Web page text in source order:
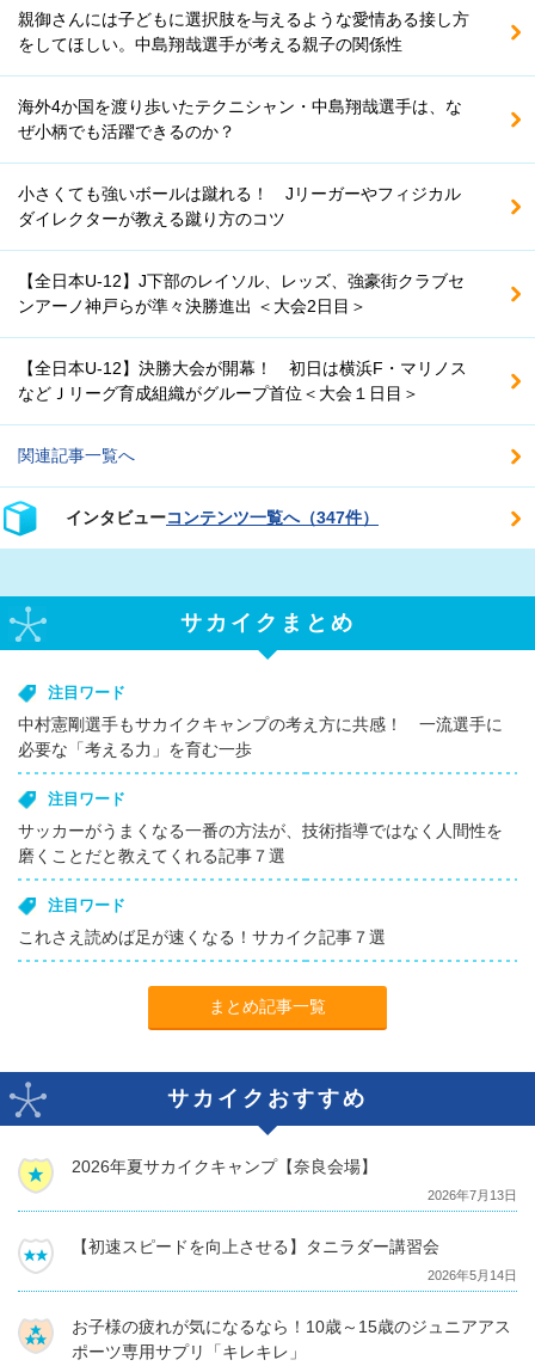
親御さんには子どもに選択肢を与えるような愛情ある接し方
をしてほしい。中島翔哉選手が考える親子の関係性
海外4か国を渡り歩いたテクニシャン・中島翔哉選手は、な
ぜ小柄でも活躍できるのか？
小さくても強いボールは蹴れる！ Jリーガーやフィジカル
ダイレクターが教える蹴り方のコツ
【全日本U-12】J下部のレイソル、レッズ、強豪街クラブセ
ンアーノ神戸らが準々決勝進出 ＜大会2日目＞
【全日本U-12】決勝大会が開幕！ 初日は横浜F・マリノス
などＪリーグ育成組織がグループ首位＜大会１日目＞
関連記事一覧へ
インタビューコンテンツ一覧へ（347件）
サカイクまとめ
注目ワード
中村憲剛選手もサカイクキャンプの考え方に共感！ 一流選手に
必要な「考える力」を育む一歩
注目ワード
サッカーがうまくなる一番の方法が、技術指導ではなく人間性を
磨くことだと教えてくれる記事７選
注目ワード
これさえ読めば足が速くなる！サカイク記事７選
まとめ記事一覧
サカイクおすすめ
2026年夏サカイクキャンプ【奈良会場】
2026年7月13日
【初速スピードを向上させる】タニラダー講習会
2026年5月14日
お子様の疲れが気になるなら！10歳～15歳のジュニアアス
ポーツ専用サプリ「キレキレ」